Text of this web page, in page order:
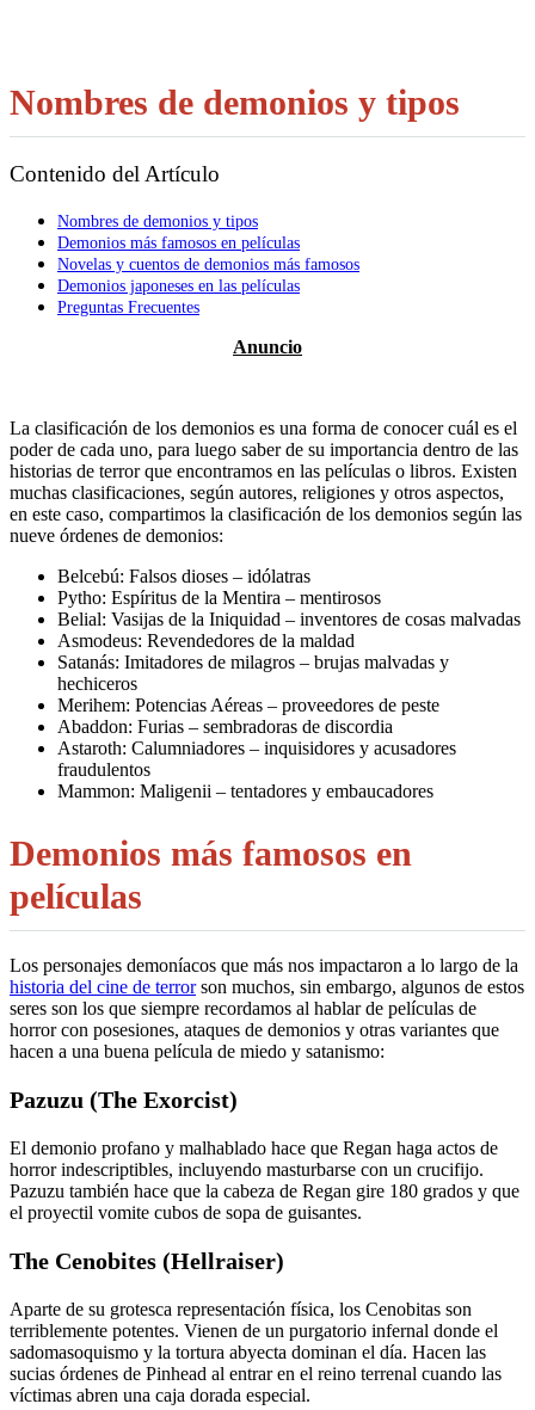
Nombres de demonios y tipos
Contenido del Artículo
Nombres de demonios y tipos
Demonios más famosos en películas
Novelas y cuentos de demonios más famosos
Demonios japoneses en las películas
Preguntas Frecuentes
La clasificación de los demonios es una forma de conocer cuál es el
poder de cada uno, para luego saber de su importancia dentro de las
historias de terror que encontramos en las películas o libros. Existen
muchas clasificaciones, según autores, religiones y otros aspectos,
en este caso, compartimos la clasificación de los demonios según las
nueve órdenes de demonios:
Belcebú: Falsos dioses – idólatras
Pytho: Espíritus de la Mentira – mentirosos
Belial: Vasijas de la Iniquidad – inventores de cosas malvadas
Asmodeus: Revendedores de la maldad
Satanás: Imitadores de milagros – brujas malvadas y
hechiceros
Merihem: Potencias Aéreas – proveedores de peste
Abaddon: Furias – sembradoras de discordia
Astaroth: Calumniadores – inquisidores y acusadores
fraudulentos
Mammon: Maligenii – tentadores y embaucadores
Demonios más famosos en
películas
Los personajes demoníacos que más nos impactaron a lo largo de la
historia del cine de terrorson muchos, sin embargo, algunos de estos
seres son los que siempre recordamos al hablar de películas de
horror con posesiones, ataques de demonios y otras variantes que
hacen a una buena película de miedo y satanismo:
Pazuzu (The Exorcist)
El demonio profano y malhablado hace que Regan haga actos de
horror indescriptibles, incluyendo masturbarse con un crucifijo.
Pazuzu también hace que la cabeza de Regan gire 180 grados y que
el proyectil vomite cubos de sopa de guisantes.
The Cenobites (Hellraiser)
Aparte de su grotesca representación física, los Cenobitas son
terriblemente potentes. Vienen de un purgatorio infernal donde el
sadomasoquismo y la tortura abyecta dominan el día. Hacen las
sucias órdenes de Pinhead al entrar en el reino terrenal cuando las
víctimas abren una caja dorada especial.